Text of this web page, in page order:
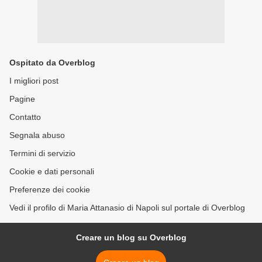
Ospitato da Overblog
I migliori post
Pagine
Contatto
Segnala abuso
Termini di servizio
Cookie e dati personali
Preferenze dei cookie
Vedi il profilo di Maria Attanasio di Napoli sul portale di Overblog
Creare un blog su Overblog